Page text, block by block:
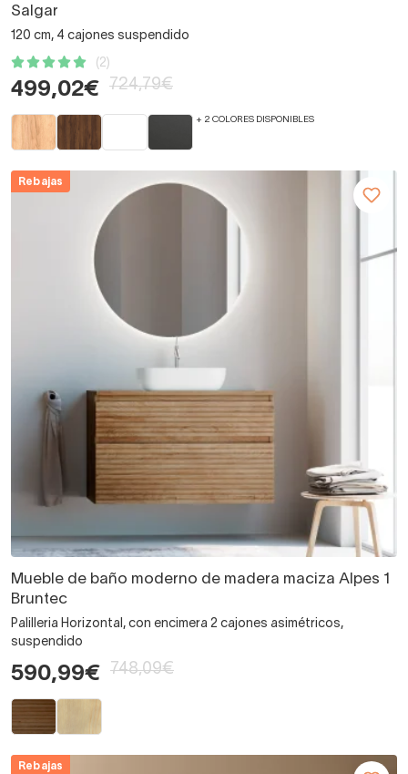
Salgar
120 cm, 4 cajones suspendido
(2)
499,02€ 724,79€
+ 2 COLORES DISPONIBLES
Rebajas
Mueble de baño moderno de madera maciza Alpes 1
Bruntec
Palilleria Horizontal, con encimera 2 cajones asimétricos,
suspendido
590,99€ 748,09€
Rebajas